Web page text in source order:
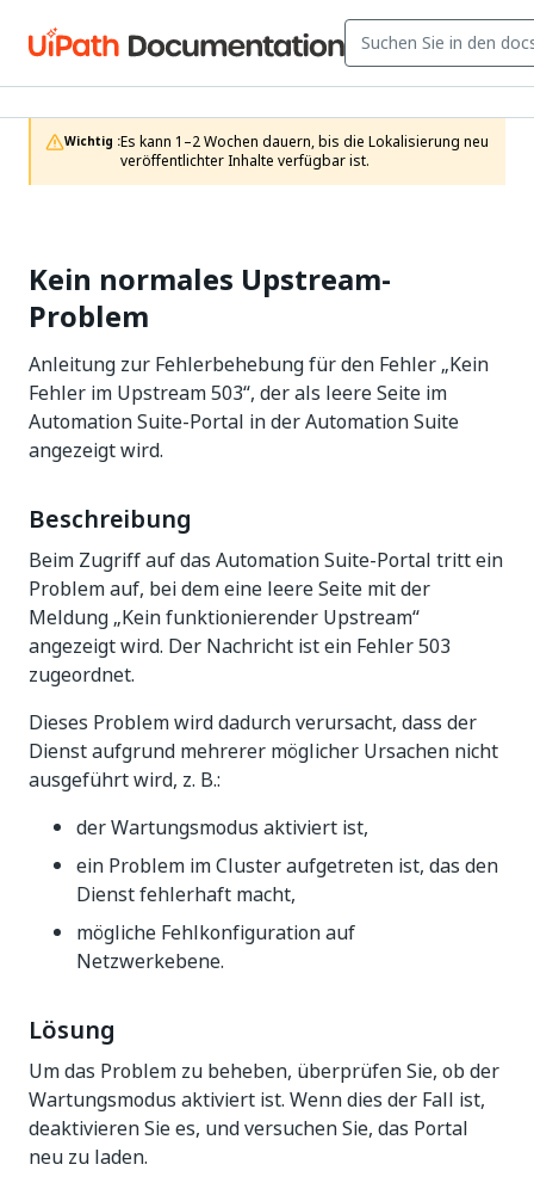
Wichtig :Es kann 1–2 Wochen dauern, bis die Lokalisierung neu
veröffentlichter Inhalte verfügbar ist.
Kein normales Upstream-
Problem
Anleitung zur Fehlerbehebung für den Fehler „Kein
Fehler im Upstream 503“, der als leere Seite im
Automation Suite-Portal in der Automation Suite
angezeigt wird.
Beschreibung
Beim Zugriff auf das Automation Suite-Portal tritt ein
Problem auf, bei dem eine leere Seite mit der
Meldung „Kein funktionierender Upstream“
angezeigt wird. Der Nachricht ist ein Fehler 503
zugeordnet.
Dieses Problem wird dadurch verursacht, dass der
Dienst aufgrund mehrerer möglicher Ursachen nicht
ausgeführt wird, z. B.:
der Wartungsmodus aktiviert ist,
ein Problem im Cluster aufgetreten ist, das den
Dienst fehlerhaft macht,
mögliche Fehlkonfiguration auf
Netzwerkebene.
Lösung
Um das Problem zu beheben, überprüfen Sie, ob der
Wartungsmodus aktiviert ist. Wenn dies der Fall ist,
deaktivieren Sie es, und versuchen Sie, das Portal
neu zu laden.